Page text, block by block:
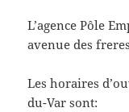
L’agence Pôle
avenue des
Les horaires
du-Var sont: